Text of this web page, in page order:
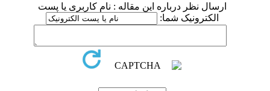
ارسال نظر درباره این مقاله : نام کاربری یا پست
الکترونیک شما: